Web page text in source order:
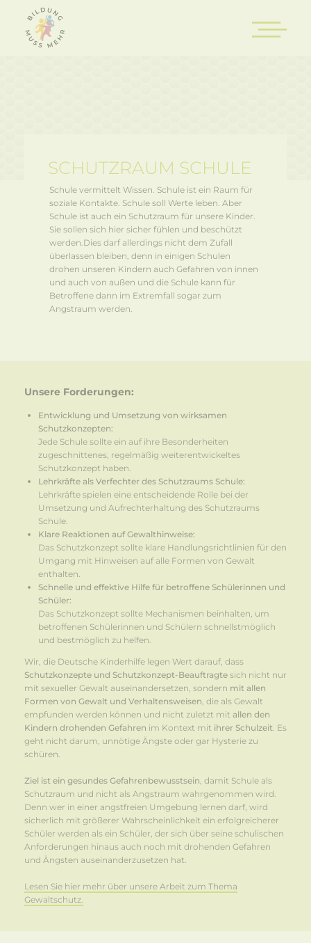
SCHUTZRAUM SCHULE
Schule vermittelt Wissen. Schule ist ein Raum für
soziale Kontakte. Schule soll Werte leben. Aber
Schule ist auch ein Schutzraum für unsere Kinder.
Sie sollen sich hier sicher fühlen und beschützt
werden.Dies darf allerdings nicht dem Zufall
überlassen bleiben, denn in einigen Schulen
drohen unseren Kindern auch Gefahren von innen
und auch von außen und die Schule kann für
Betroffene dann im Extremfall sogar zum
Angstraum werden.
Unsere Forderungen:
Entwicklung und Umsetzung von wirksamen
Schutzkonzepten:
Jede Schule sollte ein auf ihre Besonderheiten
zugeschnittenes, regelmäßig weiterentwickeltes
Schutzkonzept haben.
Lehrkräfte als Verfechter des Schutzraums Schule:
Lehrkräfte spielen eine entscheidende Rolle bei der
Umsetzung und Aufrechterhaltung des Schutzraums
Schule.
Klare Reaktionen auf Gewalthinweise:
Das Schutzkonzept sollte klare Handlungsrichtlinien für den
Umgang mit Hinweisen auf alle Formen von Gewalt
enthalten.
Schnelle und effektive Hilfe für betroffene Schülerinnen und
Schüler:
Das Schutzkonzept sollte Mechanismen beinhalten, um
betroffenen Schülerinnen und Schülern schnellstmöglich
und bestmöglich zu helfen.
Wir, die Deutsche Kinderhilfe legen Wert darauf, dass
Schutzkonzepte und Schutzkonzept-Beauftragtesich nicht nur
mit sexueller Gewalt auseinandersetzen, sondern mit allen
Formen von Gewalt und Verhaltensweisen , die als Gewalt
empfunden werden können und nicht zuletzt mit allen den
Kindern drohenden Gefahren im Kontext mit ihrer Schulzeit . Es
geht nicht darum, unnötige Ängste oder gar Hysterie zu
schüren.
Ziel ist ein gesundes Gefahrenbewusstsein , damit Schule als
Schutzraum und nicht als Angstraum wahrgenommen wird.
Denn wer in einer angstfreien Umgebung lernen darf, wird
sicherlich mit größerer Wahrscheinlichkeit ein erfolgreicherer
Schüler werden als ein Schüler, der sich über seine schulischen
Anforderungen hinaus auch noch mit drohenden Gefahren
und Ängsten auseinanderzusetzen hat.
Lesen Sie hier mehr über unsere Arbeit zum Thema
Gewaltschutz.